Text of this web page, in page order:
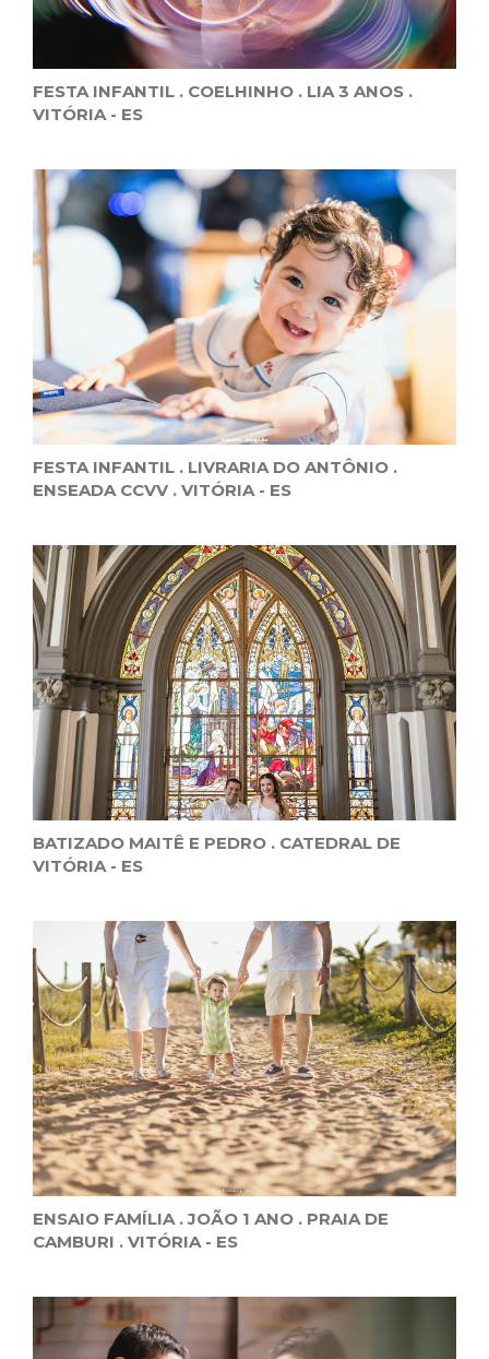
FESTA INFANTIL . COELHINHO . LIA 3 ANOS .
VITÓRIA - ES
FESTA INFANTIL . LIVRARIA DO ANTÔNIO .
ENSEADA CCVV . VITÓRIA - ES
BATIZADO MAITÊ E PEDRO . CATEDRAL DE
VITÓRIA - ES
ENSAIO FAMÍLIA . JOÃO 1 ANO . PRAIA DE
CAMBURI . VITÓRIA - ES